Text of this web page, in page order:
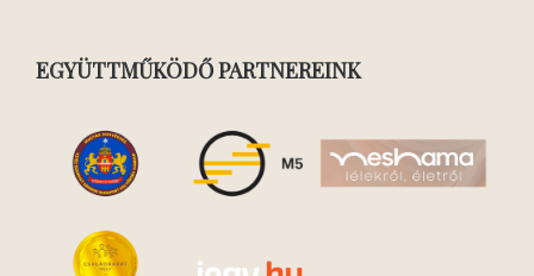
EGYÜTTMŰKÖDŐ PARTNEREINK